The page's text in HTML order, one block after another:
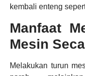
kembali enteng
Manfaat
Mesin
Melakukan turun